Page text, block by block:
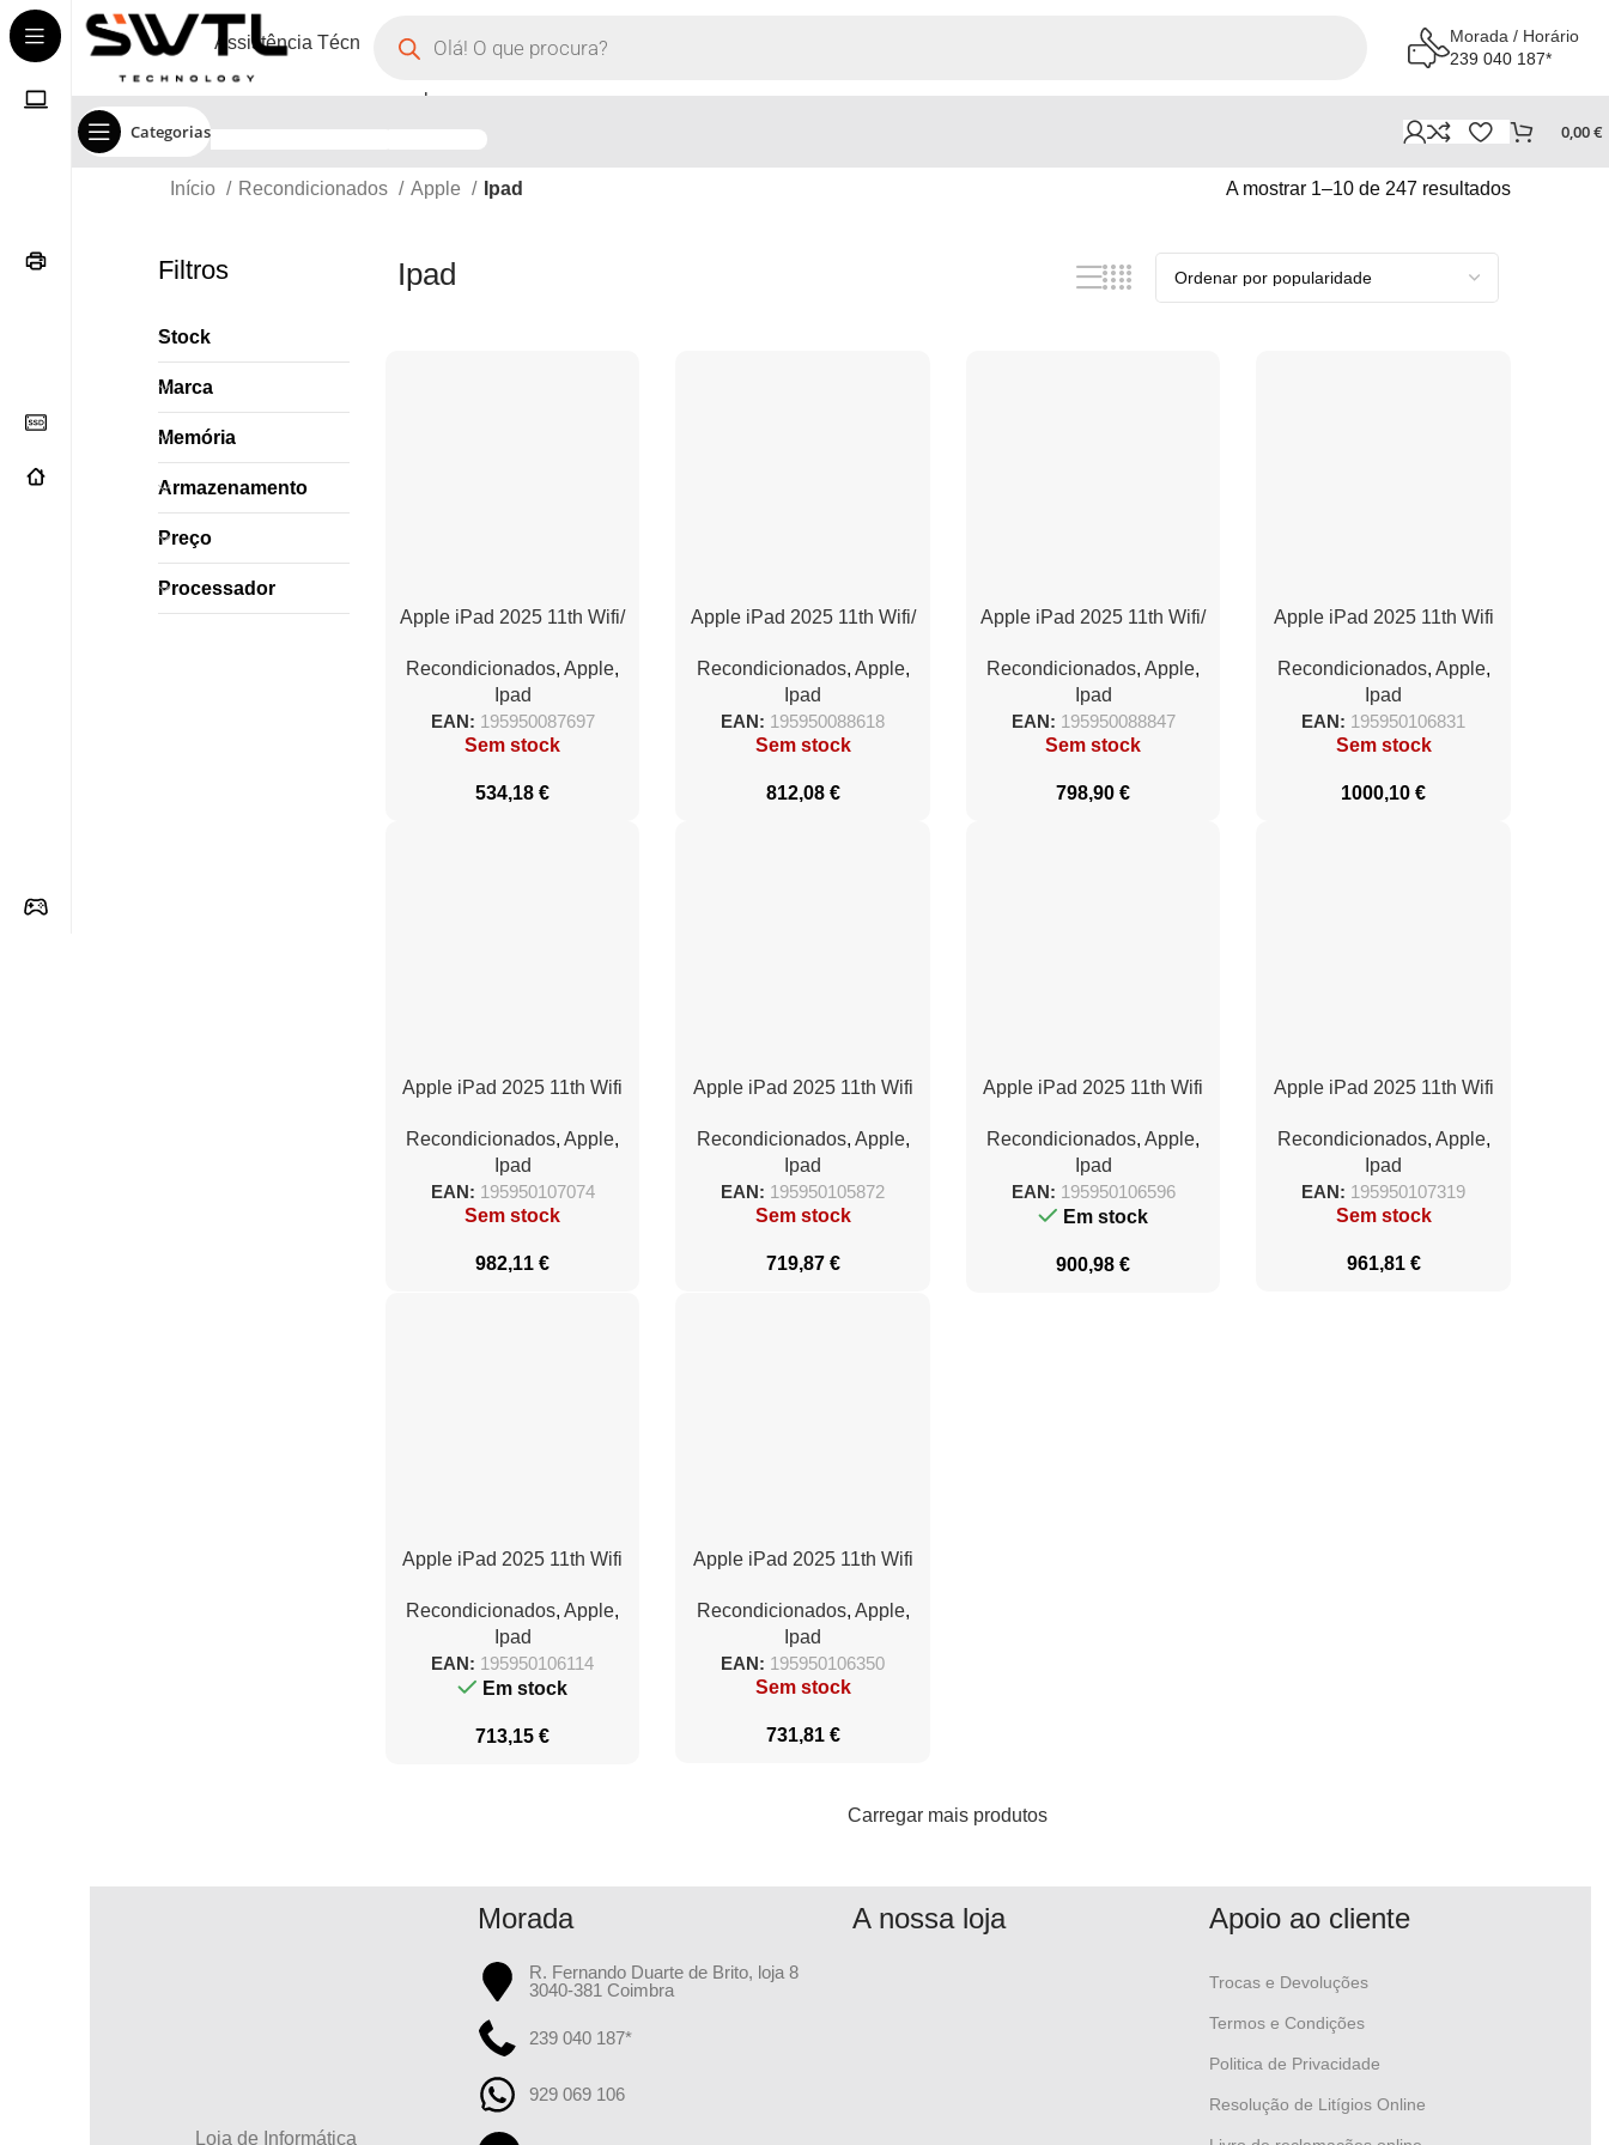
Morada / Horário
239 040 187*
Categorias
Assistência Técnica
0,00€
Início Recondicionados Apple Ipad A mostrar 1–10 de 247 resultados
Filtros
Stock
Marca
Memória
Armazenamento
Preço
Processador
Ipad
Apple iPad 2025 11th Wifi/
Amarillo
Recondicionados,Apple,
Ipad
EAN: 195950087697
Sem stock
534,18€
Apple iPad 2025 11th Wifi/
Amarillo
Recondicionados, Apple,
Ipad
EAN: 195950088618
Sem stock
812,08 €
Apple iPad 2025 11th Wifi/
Recondicionados,Apple,
Ipad
EAN: 195950088847
Sem stock
798,90€
Apple iPad 2025 11th Wifi
512GB/ Azul
Recondicionados, Apple,
Ipad
EAN: 195950106831
Sem stock
1000,10€
Apple iPad 2025 11th Wifi
512GB/ Amarillo
Recondicionados,Apple,
Ipad
EAN: 195950107074
Sem stock
982,11€
Apple iPad 2025 11th Wifi
256GB/ Azul
Recondicionados, Apple,
Ipad
EAN: 195950105872
Sem stock
719,87 €
Apple iPad 2025 11th Wifi
512GB/ Plata
Recondicionados,Apple,
Ipad
EAN: 195950106596
Em stock
900,98€
Apple iPad 2025 11th Wifi
512GB/ Rosa
Recondicionados, Apple,
Ipad
EAN: 195950107319
Sem stock
961,81 €
Apple iPad 2025 11th Wifi
256GB/ Amarillo
Recondicionados,Apple,
Ipad
EAN: 195950106114
Em stock
713,15€
Apple iPad 2025 11th Wifi
256GB/ Rosa
Recondicionados, Apple,
Ipad
EAN: 195950106350
Sem stock
731,81 €
Carregar mais produtos
Loja de Informática
Morada
R. Fernando Duarte de Brito, loja 8
3040-381 Coimbra
239 040 187*
929 069 106
A nossa loja Apoio ao cliente
Trocas e Devoluções
Termos e Condições
Politica de Privacidade
Resolução de Litígios Online